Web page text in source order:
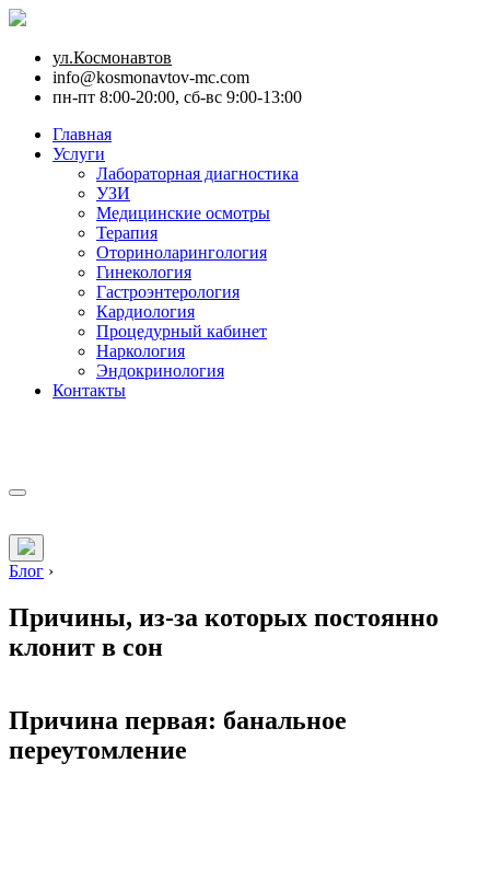
ул.Космонавтов
info@kosmonavtov-mc.com
пн-пт 8:00-20:00, сб-вс 9:00-13:00
Главная
Услуги
Лабораторная диагностика
УЗИ
Медицинские осмотры
Терапия
Оториноларингология
Гинекология
Гастроэнтерология
Кардиология
Процедурный кабинет
Наркология
Эндокринология
Контакты
Блог ›
Причины, из-за которых постоянно
клонит в сон
Причина первая: банальное
переутомление